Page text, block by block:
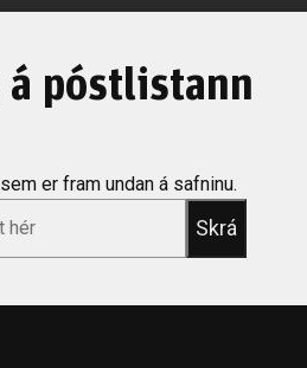
á póstlistann
er fram undan á safninu.